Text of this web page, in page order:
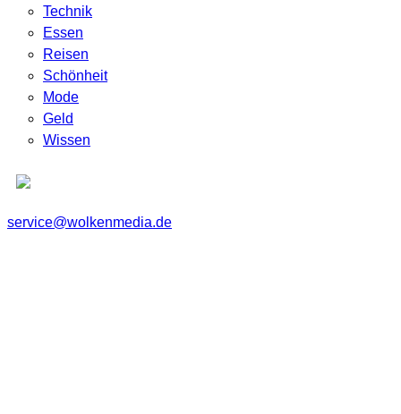
Technik
Essen
Reisen
Schönheit
Mode
Geld
Wissen
service@wolkenmedia.de